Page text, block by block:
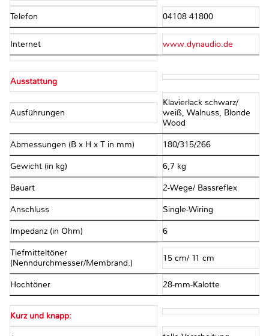
Telefon 04108 41800
Internet www.dynaudio.de
Ausstattung
Ausführungen
Klavierlack schwarz/
weiß, Walnuss, Blonde
Wood
Abmessungen (B x H x T in mm) 180/315/266
Gewicht (in kg) 6,7 kg
Bauart 2-Wege/ Bassreflex
Anschluss Single-Wiring
Impedanz (in Ohm) 6
Tiefmitteltöner
(Nenndurchmesser/Membrand.)
15 cm/ 11 cm
Hochtöner 28-mm-Kalotte
Kurz und knapp: